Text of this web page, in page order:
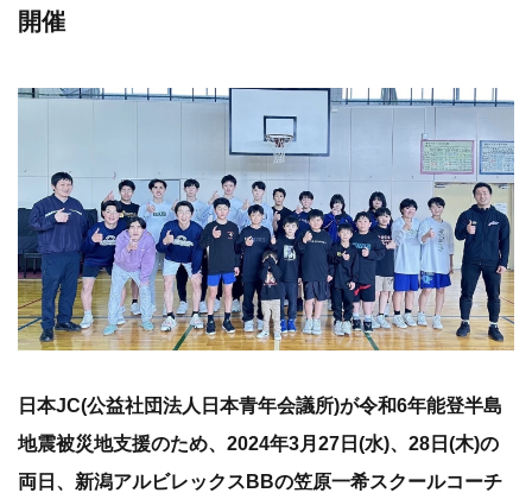
開催
日本JC(公益社団法人日本青年会議所)が令和6年能登半島
地震被災地支援のため、2024年3月27日(水)、28日(木)の
両日、新潟アルビレックスBBの笠原一希スクールコーチ